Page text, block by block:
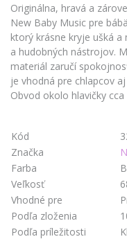
Originálna, hravá a
New Baby Music pre
ktorý krásne kryje ušká
a hudobných nástrojov.
materiál zaručí
je vhodná pre chlapcov
Obvod okolo hlavičky cca
Kód
Značka
Farba
Veľkosť
Vhodné pre
Podľa zloženia
Podľa príležitosti